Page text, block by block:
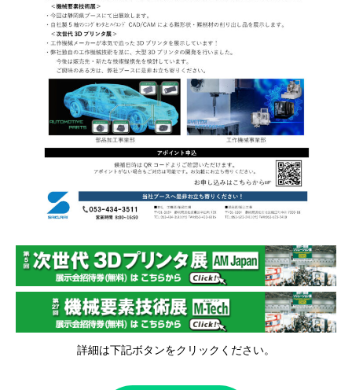
詳細は下記ボタンをクリックください。